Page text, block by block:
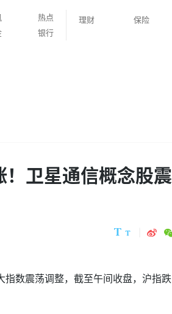
热点
银行
理财 保险
卫星通信概念股震
数震荡调整，截至午间收盘，沪指跌